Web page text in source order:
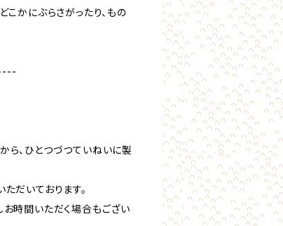
こかにぶらさがったり、もの
ら、ひとつづつていねいに製
だいております。
時間いただく場合もござい